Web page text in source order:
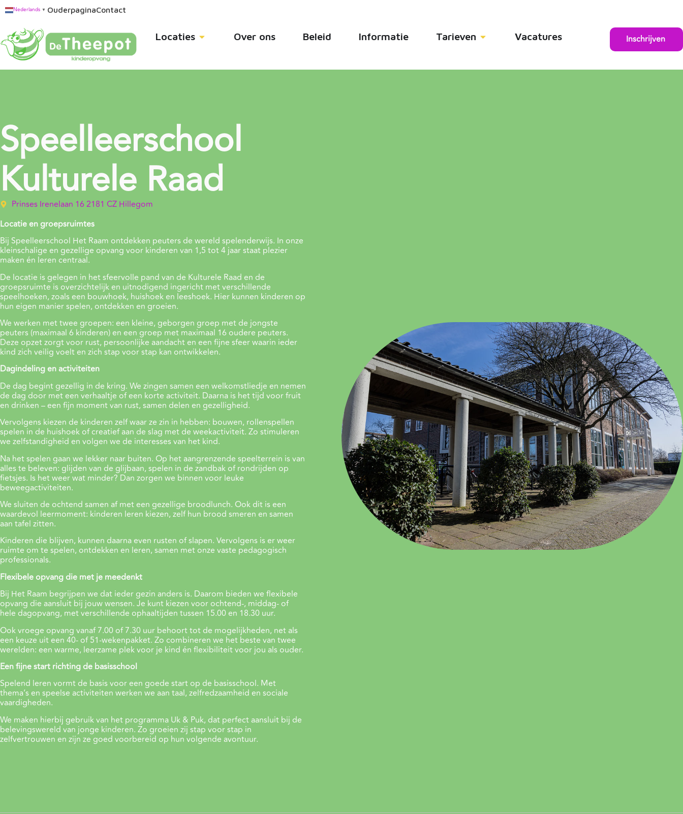
Nederlands ▼ OuderpaginaContact
Locaties Over ons Beleid Informatie Tarieven Vacatures Inschrijven
Speelleerschool
Kulturele Raad
Prinses Irenelaan 16 2181 CZ Hillegom
Locatie en groepsruimtes
Bij Speelleerschool Het Raam ontdekken peuters de wereld spelenderwijs. In onze
kleinschalige en gezellige opvang voor kinderen van 1,5 tot 4 jaar staat plezier
maken én leren centraal.
De locatie is gelegen in het sfeervolle pand van de Kulturele Raad en de
groepsruimte is overzichtelijk en uitnodigend ingericht met verschillende
speelhoeken, zoals een bouwhoek, huishoek en leeshoek. Hier kunnen kinderen op
hun eigen manier spelen, ontdekken en groeien.
We werken met twee groepen: een kleine, geborgen groep met de jongste
peuters (maximaal 6 kinderen) en een groep met maximaal 16 oudere peuters.
Deze opzet zorgt voor rust, persoonlijke aandacht en een fijne sfeer waarin ieder
kind zich veilig voelt en zich stap voor stap kan ontwikkelen.
Dagindeling en activiteiten
De dag begint gezellig in de kring. We zingen samen een welkomstliedje en nemen
de dag door met een verhaaltje of een korte activiteit. Daarna is het tijd voor fruit
en drinken – een fijn moment van rust, samen delen en gezelligheid.
Vervolgens kiezen de kinderen zelf waar ze zin in hebben: bouwen, rollenspellen
spelen in de huishoek of creatief aan de slag met de weekactiviteit. Zo stimuleren
we zelfstandigheid en volgen we de interesses van het kind.
Na het spelen gaan we lekker naar buiten. Op het aangrenzende speelterrein is van
alles te beleven: glijden van de glijbaan, spelen in de zandbak of rondrijden op
fietsjes. Is het weer wat minder? Dan zorgen we binnen voor leuke
beweegactiviteiten.
We sluiten de ochtend samen af met een gezellige broodlunch. Ook dit is een
waardevol leermoment: kinderen leren kiezen, zelf hun brood smeren en samen
aan tafel zitten.
Kinderen die blijven, kunnen daarna even rusten of slapen. Vervolgens is er weer
ruimte om te spelen, ontdekken en leren, samen met onze vaste pedagogisch
professionals.
Flexibele opvang die met je meedenkt
Bij Het Raam begrijpen we dat ieder gezin anders is. Daarom bieden we flexibele
opvang die aansluit bij jouw wensen. Je kunt kiezen voor ochtend-, middag- of
hele dagopvang, met verschillende ophaaltijden tussen 15.00 en 18.30 uur.
Ook vroege opvang vanaf 7.00 of 7.30 uur behoort tot de mogelijkheden, net als
een keuze uit een 40- of 51-wekenpakket. Zo combineren we het beste van twee
werelden: een warme, leerzame plek voor je kind én flexibiliteit voor jou als ouder.
Een fijne start richting de basisschool
Spelend leren vormt de basis voor een goede start op de basisschool. Met
thema’s en speelse activiteiten werken we aan taal, zelfredzaamheid en sociale
vaardigheden.
We maken hierbij gebruik van het programma Uk & Puk, dat perfect aansluit bij de
belevingswereld van jonge kinderen. Zo groeien zij stap voor stap in
zelfvertrouwen en zijn ze goed voorbereid op hun volgende avontuur.